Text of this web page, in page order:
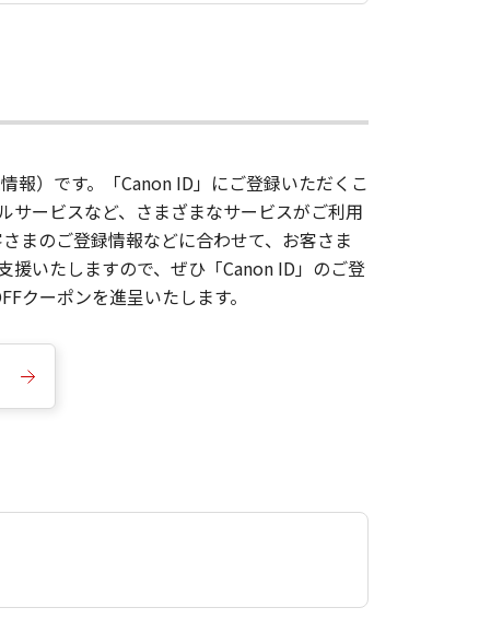
報）です。「Canon ID」にご登録いただくこ
サービスなど、さまざまなサービスがご利用
まのご登録情報などに合わせて、お客さま
援いたしますので、ぜひ「Canon ID」のご登
クーポンを進呈いたします。